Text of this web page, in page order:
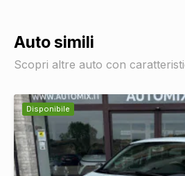
Auto simili
Scopri altre auto con
Disponibile